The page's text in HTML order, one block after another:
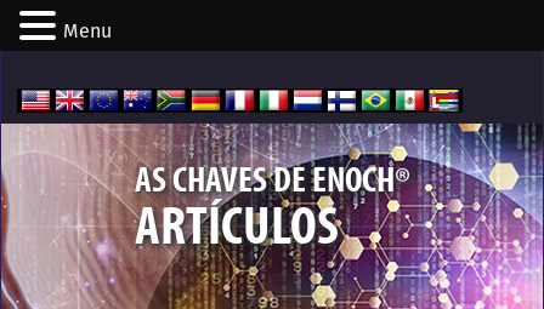
AS CHAVES DE ENOCH®
ARTÍCULOS
Menu